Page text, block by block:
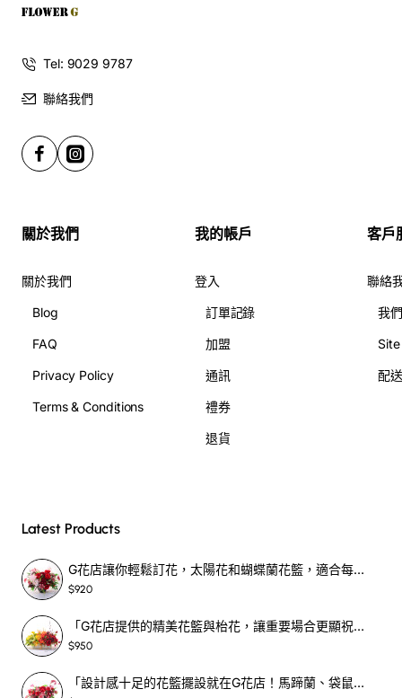
Tel: 9029 9787
聯絡我們
關於我們
關於我們
Blog
FAQ
Privacy Policy
Terms & Conditions
我的帳戶
登入
訂單記錄
加盟
通訊
禮券
退貨
客戶
聯絡
我
配
Latest Products
G花店讓你輕鬆訂花，太陽花和蝴蝶蘭花籃，適合每個重要時刻！-SF390
$920
「G花店提供的精美花籃與枱花，讓重要場合更顯祝賀與喜悅，適合各種用場！」-SF398
$950
「設計感十足的花籃擺設就在G花店！馬蹄蘭、袋鼠爪、罌粟花，為你的重大場合增光添彩！」-SF209